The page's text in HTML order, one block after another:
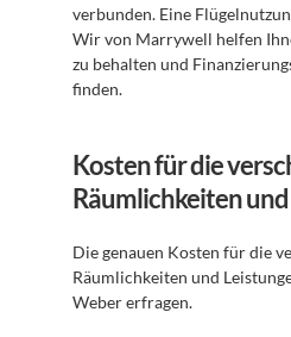
verbunden. Eine
Wir von Marrywell helfen
zu behalten und
finden.
Kosten für die
Räumlichkeiten
Die genauen Kosten für die
Räumlichkeiten und
Weber erfragen.